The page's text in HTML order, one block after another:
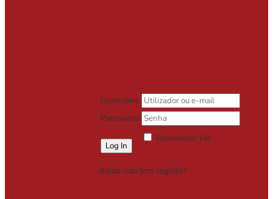
Username
Password
Remember Me
Ainda não tem registo?